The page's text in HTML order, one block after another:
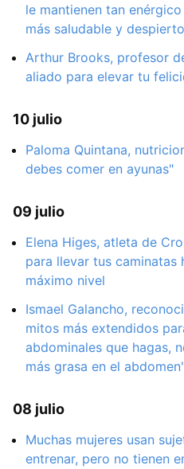
le mantienen tan
más saludable y
Arthur Brooks, profesor
aliado para elevar tu
10 julio
Paloma Quintana,
debes comer en ayunas"
09 julio
Elena Higes, atleta de
para llevar tus caminatas
máximo nivel
Ismael Galancho,
mitos más extendidos
abdominales que hagas,
más grasa en el
08 julio
Muchas mujeres usan
entrenar, pero no tienen